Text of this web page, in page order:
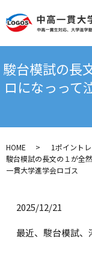
駿台模試の長
ロになっって
HOME
1ポイント
駿台模試の長文の１が全
一貫大学進学会ロゴス
2025/12/21
最近、駿台模試